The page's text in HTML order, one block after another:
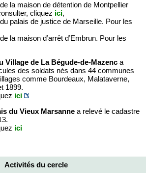
la maison de détention de Montpellier
cliquez ici,
palais de justice de Marseille. Pour les
la maison d’arrêt d’Embrun. Pour les
Village de La Bégude-de-Mazenc a
des soldats nés dans 44 communes
comme Bourdeaux, Malataverne,
1899.
ici
du Vieux Marsanne a relevé le cadastre
ici
Activités du cercle